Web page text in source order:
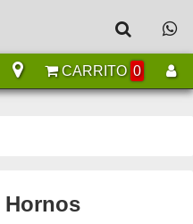
CARRITO 0
Hornos